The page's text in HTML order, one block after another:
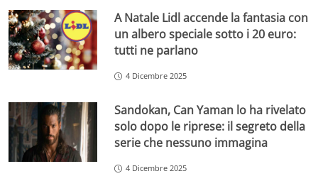
A Natale Lidl accende la fantasia con
un albero speciale sotto i 20 euro:
tutti ne parlano
4 Dicembre 2025
Sandokan, Can Yaman lo ha rivelato
solo dopo le riprese: il segreto della
serie che nessuno immagina
4 Dicembre 2025